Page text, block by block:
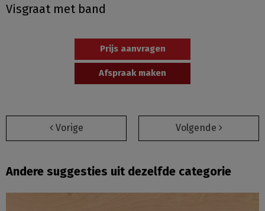
Visgraat met band
Prijs aanvragen
Afspraak maken
Vorige Volgende
Andere suggesties uit dezelfde categorie